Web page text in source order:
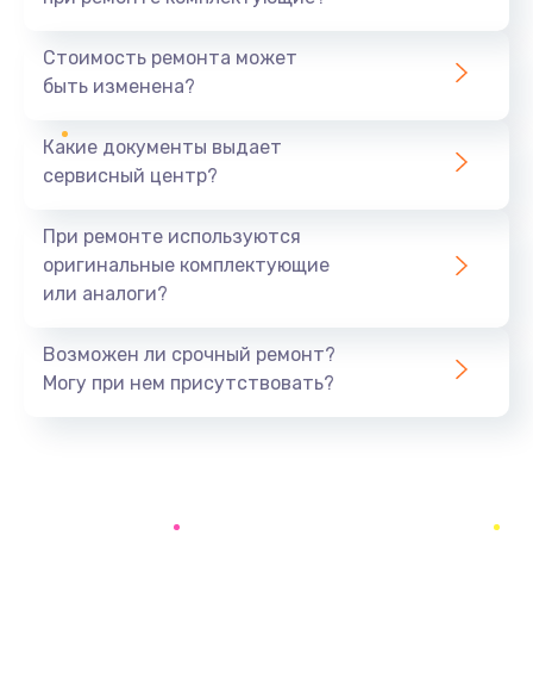
1440 руб.
Ремонт южного моста
Замена батарейки BIOS
Заказать
Стоимость ремонта может
быть изменена?
Какие документы выдает
сервисный центр?
При ремонте используются
оригинальные комплектующие
или аналоги?
Возможен ли срочный ремонт?
Могу при нем присутствовать?